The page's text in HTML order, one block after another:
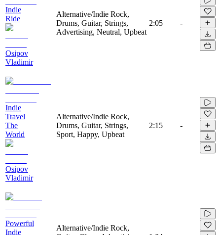
Indie
Ride
Osipov
Vladimir
Alternative/Indie Rock,
Drums, Guitar, Strings,
Advertising, Neutral, Upbeat
2:05 -
Indie
Travel
The
World
Osipov
Vladimir
Alternative/Indie Rock,
Drums, Guitar, Strings,
Sport, Happy, Upbeat
2:15 -
Powerful
Indie
Alternative/Indie Rock,